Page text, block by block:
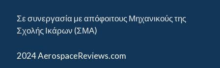
Σε συνεργασία με απόφοιτους Μηχανικούς της
Σχολής Ικάρων (ΣΜΑ)
2024 AerospaceReviews.com